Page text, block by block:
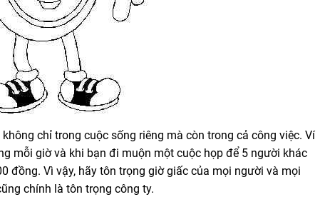
chỉ trong cuộc sống riêng mà còn trong cả công việc. Ví
mỗi giờ và khi bạn đi muộn một cuộc họp để 5 người khác
đồng. Vì vậy, hãy tôn trọng giờ giấc của mọi người và mọi
chính là tôn trọng công ty.